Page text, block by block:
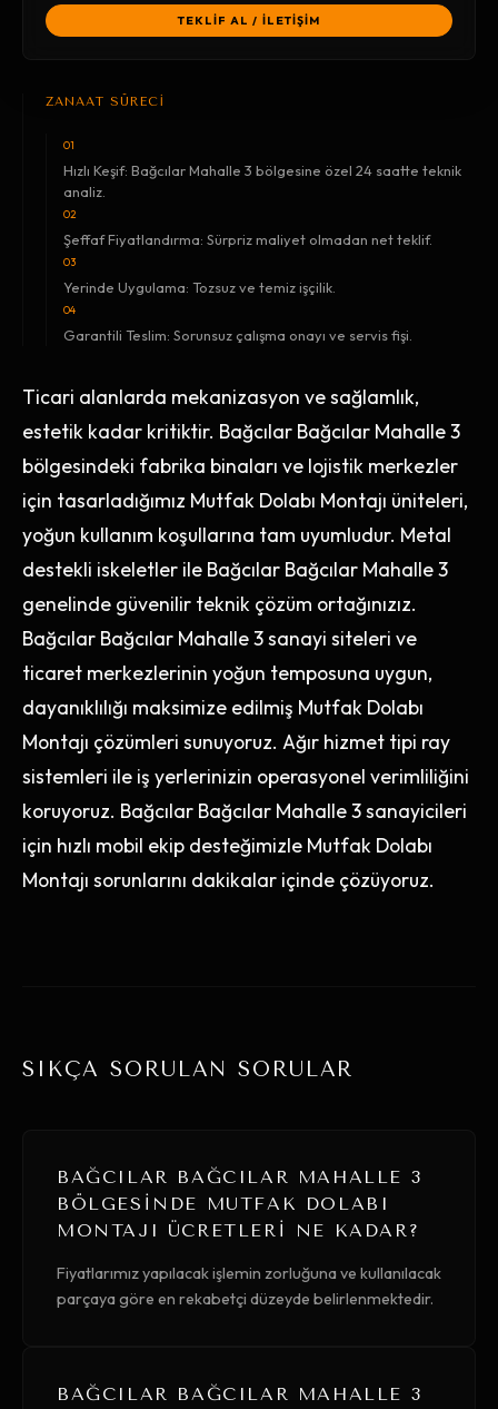
TEKLİF AL / İLETİŞİM
ZANAAT SÜRECİ
01
Hızlı Keşif: Bağcılar Mahalle 3 bölgesine özel 24 saatte teknik
analiz.
02
Şeffaf Fiyatlandırma: Sürpriz maliyet olmadan net teklif.
03
Yerinde Uygulama: Tozsuz ve temiz işçilik.
04
Garantili Teslim: Sorunsuz çalışma onayı ve servis fişi.
Ticari alanlarda mekanizasyon ve sağlamlık,
estetik kadar kritiktir. Bağcılar Bağcılar Mahalle 3
bölgesindeki fabrika binaları ve lojistik merkezler
için tasarladığımız Mutfak Dolabı Montajı üniteleri,
yoğun kullanım koşullarına tam uyumludur. Metal
destekli iskeletler ile Bağcılar Bağcılar Mahalle 3
genelinde güvenilir teknik çözüm ortağınızız.
Bağcılar Bağcılar Mahalle 3 sanayi siteleri ve
ticaret merkezlerinin yoğun temposuna uygun,
dayanıklılığı maksimize edilmiş Mutfak Dolabı
Montajı çözümleri sunuyoruz. Ağır hizmet tipi ray
sistemleri ile iş yerlerinizin operasyonel verimliliğini
koruyoruz. Bağcılar Bağcılar Mahalle 3 sanayicileri
için hızlı mobil ekip desteğimizle Mutfak Dolabı
Montajı sorunlarını dakikalar içinde çözüyoruz.
SIKÇA SORULAN SORULAR
BAĞCILAR BAĞCILAR MAHALLE 3
BÖLGESINDE MUTFAK DOLABI
MONTAJI ÜCRETLERI NE KADAR?
Fiyatlarımız yapılacak işlemin zorluğuna ve kullanılacak
parçaya göre en rekabetçi düzeyde belirlenmektedir.
BAĞCILAR BAĞCILAR MAHALLE 3